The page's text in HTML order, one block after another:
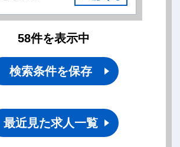
58件を表示中
検索条件を保存
最近見た求人一覧